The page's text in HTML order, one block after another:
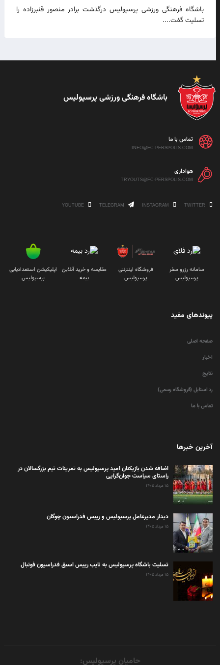
باشگاه فرهنگی ورزشی پرسپولیس درگذشت برادر منصور قنبرزاده را
تسلیت گفت....
باشگاه فرهنگی ورزشی پرسپولیس
تماس با ما
INFO@FC-PERSPOLIS.COM
هواداری
TRYOUTS@FC-PERSPOLIS.COM
سامانه رزرو سفر
پرسپولیس
فروشگاه اینترنتی
پرسپولیس
مقایسه و خرید آنلاین
بیمه
اپلیکیشن استعدادیابی
پرسپولیس
پیوندهای مفید
صفحه اصلی
اخبار
نتایج
رد استایل (فروشگاه رسمی)
تماس با ما
آخرین خبرها
اضافه شدن بازیکنان امید پرسپولیس به تمرینات تیم بزرگسالان در
راستای سیاست جوان‌گرایی
۱۵ مرداد ۱۴۰۵
دیدار مدیرعامل پرسپولیس و رییس فدراسیون چوگان
۱۵ مرداد ۱۴۰۵
تسلیت باشگاه پرسپولیس به نایب رییس اسبق فدراسیون فوتبال
۱۵ مرداد ۱۴۰۵
حامیان پرسپولیس: